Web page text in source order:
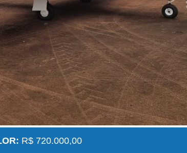
R$ 720.000,00